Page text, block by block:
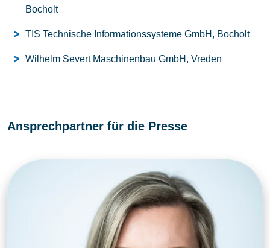
Bocholt
TIS Technische Informationssysteme GmbH, Bocholt
Wilhelm Severt Maschinenbau GmbH, Vreden
Ansprechpartner für die Presse